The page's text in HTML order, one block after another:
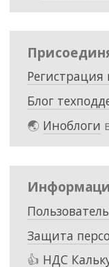
Регистрация
Блог
🌏 Иноблоги
Защита
👍 НДС